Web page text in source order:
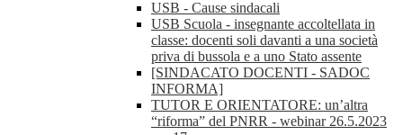
USB - Cause sindacali
USB Scuola - insegnante accoltellata in
classe: docenti soli davanti a una società
priva di bussola e a uno Stato assente
[SINDACATO DOCENTI - SADOC
INFORMA]
TUTOR E ORIENTATORE: un’altra
“riforma” del PNRR - webinar 26.5.2023